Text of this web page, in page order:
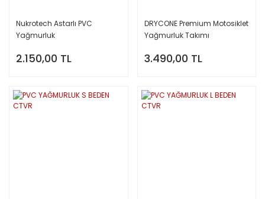
Nukrotech Astarlı PVC
Yağmurluk
2.150,00 TL
DRYCONE Premium Motosiklet
Yağmurluk Takımı
3.490,00 TL